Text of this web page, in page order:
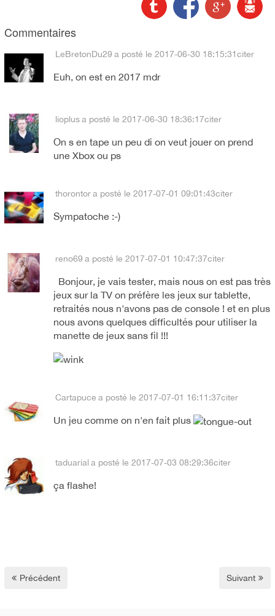
Commentaires
LeBretonDu29 a posté le 2017-06-30 18:15:31citer
Euh, on est en 2017 mdr
lioplus a posté le 2017-06-30 18:36:17citer
On s en tape un peu di on veut jouer on prend
une Xbox ou ps
thorontor a posté le 2017-07-01 09:01:43citer
Sympatoche :-)
reno69 a posté le 2017-07-01 10:47:37citer
Bonjour, je vais tester, mais nous on est pas très
jeux sur la TV on préfère les jeux sur tablette,
retraités nous n'avons pas de console ! et en plus
nous avons quelques difficultés pour utiliser la
manette de jeux sans fil !!!
Cartapuce a posté le 2017-07-01 16:11:37citer
Un jeu comme on n'en fait plus
taduarial a posté le 2017-07-03 08:29:36citer
ça flashe!
Précédent Suivant